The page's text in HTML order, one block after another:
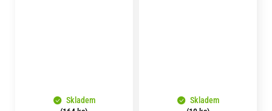
Skladem
Skladem